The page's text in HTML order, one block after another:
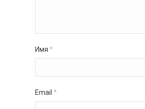
Имя *
Email *